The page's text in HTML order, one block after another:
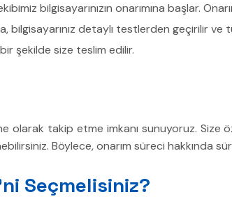
bilgisayarınızın onarımına başlar.
bilgisayarınız detaylı testlerden geçirilir ve
bir şekilde size teslim edilir.
olarak takip etme imkanı sunuyoruz.
Böylece, onarım süreci hakkında
Seçmelisiniz?